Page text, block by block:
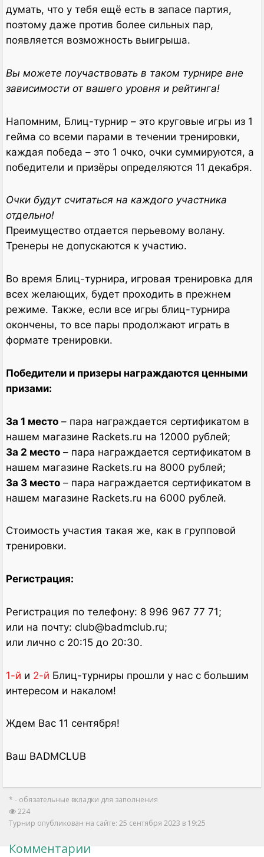
думать, что у тебя ещё есть в запасе партия,
поэтому даже против более сильных пар,
появляется возможность выигрыша.
Вы можете поучаствовать в таком турнире вне
зависимости от вашего уровня и рейтинга!
Напомним, Блиц-турнир – это круговые игры из 1
гейма со всеми парами в течении тренировки,
каждая победа – это 1 очко, очки суммируются, а
победители и призёры определяются 11 декабря.
Очки будут считаться на каждого участника
отдельно!
Преимущество отдается перьевому волану.
Тренеры не допускаются к участию.
Во время Блиц-турнира, игровая тренировка для
всех желающих, будет проходить в прежнем
режиме. Также, если все игры блиц-турнира
окончены, то все пары продолжают играть в
формате тренировки.
Победители и призеры награждаются ценными
призами:
За 1 место – пара награждается сертификатом в
нашем магазине Rackets.ru на 12000 рублей;
За 2 место – пара награждается сертификатом в
нашем магазине Rackets.ru на 8000 рублей;
За 3 место – пара награждается сертификатом в
нашем магазине Rackets.ru на 6000 рублей.
Стоимость участия такая же, как в групповой
тренировки.
Регистрация:
Регистрация по телефону: 8 996 967 77 71;
или на почту: club@badmclub.ru;
или лично с 20:15 до 20:30.
1-й и 2-й Блиц-турниры прошли у нас с большим
интересом и накалом!
Ждем Вас 11 сентября!
Ваш BADMCLUB
* - обязательные вкладки для заполнения
224
Турнир опубликован на сайте: 25 сентября 2023 в 19:25
Комментарии